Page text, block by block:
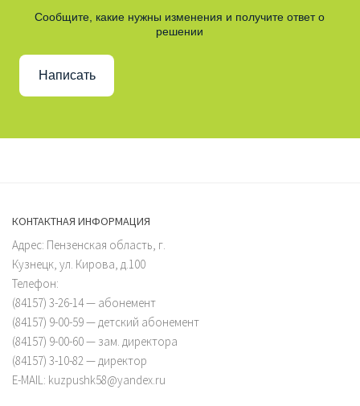
Сообщите, какие нужны изменения и получите ответ о
решении
Написать
КОНТАКТНАЯ ИНФОРМАЦИЯ
Адрес: Пензенская область, г.
Кузнецк, ул. Кирова, д.100
Телефон:
(84157) 3-26-14 — абонемент
(84157) 9-00-59 — детский абонемент
(84157) 9-00-60 — зам. директора
(84157) 3-10-82 — директор
E-MAIL: kuzpushk58@yandex.ru